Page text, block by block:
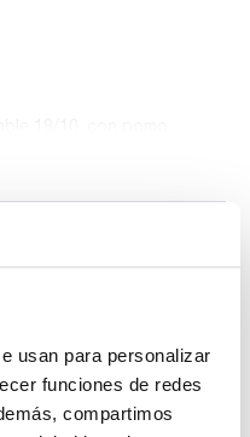
usan para personalizar
funciones de redes
compartimos